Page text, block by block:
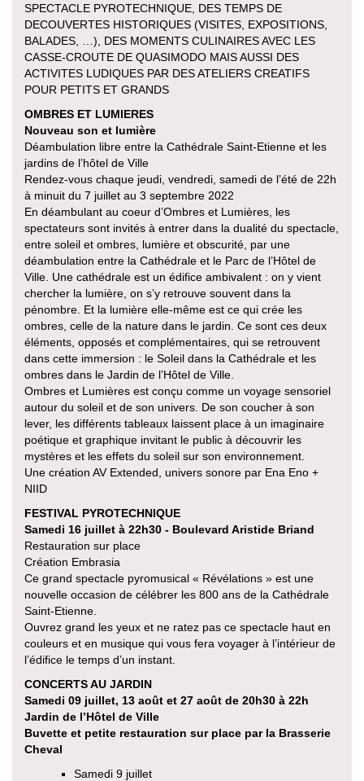
SPECTACLE PYROTECHNIQUE, DES TEMPS DE
DECOUVERTES HISTORIQUES (VISITES, EXPOSITIONS,
BALADES, …), DES MOMENTS CULINAIRES AVEC LES
CASSE-CROUTE DE QUASIMODO MAIS AUSSI DES
ACTIVITES LUDIQUES PAR DES ATELIERS CREATIFS
POUR PETITS ET GRANDS
OMBRES ET LUMIERES
Nouveau son et lumière
Déambulation libre entre la Cathédrale Saint-Etienne et les
jardins de l’hôtel de Ville
Rendez-vous chaque jeudi, vendredi, samedi de l’été de 22h
à minuit du 7 juillet au 3 septembre 2022
En déambulant au coeur d’Ombres et Lumières, les
spectateurs sont invités à entrer dans la dualité du spectacle,
entre soleil et ombres, lumière et obscurité, par une
déambulation entre la Cathédrale et le Parc de l’Hôtel de
Ville. Une cathédrale est un édifice ambivalent : on y vient
chercher la lumière, on s’y retrouve souvent dans la
pénombre. Et la lumière elle-même est ce qui crée les
ombres, celle de la nature dans le jardin. Ce sont ces deux
éléments, opposés et complémentaires, qui se retrouvent
dans cette immersion : le Soleil dans la Cathédrale et les
ombres dans le Jardin de l’Hôtel de Ville.
Ombres et Lumières est conçu comme un voyage sensoriel
autour du soleil et de son univers. De son coucher à son
lever, les différents tableaux laissent place à un imaginaire
poétique et graphique invitant le public à découvrir les
mystères et les effets du soleil sur son environnement.
Une création AV Extended, univers sonore par Ena Eno +
NIID
FESTIVAL PYROTECHNIQUE
Samedi 16 juillet à 22h30 - Boulevard Aristide Briand
Restauration sur place
Création Embrasia
Ce grand spectacle pyromusical « Révélations » est une
nouvelle occasion de célébrer les 800 ans de la Cathédrale
Saint-Etienne.
Ouvrez grand les yeux et ne ratez pas ce spectacle haut en
couleurs et en musique qui vous fera voyager à l’intérieur de
l’édifice le temps d’un instant.
CONCERTS AU JARDIN
Samedi 09 juillet, 13 août et 27 août de 20h30 à 22h
Jardin de l’Hôtel de Ville
Buvette et petite restauration sur place par la Brasserie
Cheval
Samedi 9 juillet